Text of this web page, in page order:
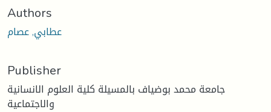
Authors
عطابي, عصام
Publisher
جامعة محمد بوضياف بالمسيلة كلية العلوم الانسانية
والاجتماعية